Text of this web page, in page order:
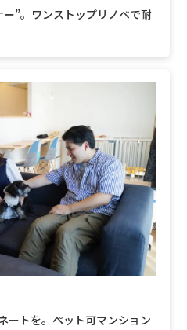
”。ワンストップリノベで耐
ートを。ペット可マンション